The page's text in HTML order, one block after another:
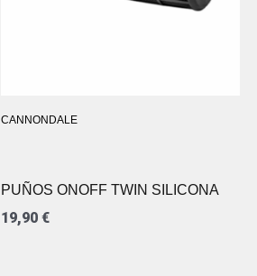
CANNONDALE
PUÑOS ONOFF TWIN SILICONA
19,90 €